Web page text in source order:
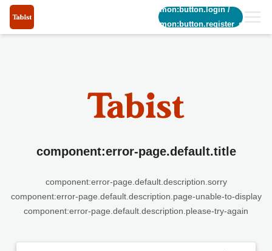
common:button.login/
common:button.register_short
component:error-page.default.title
component:error-page.default.description.sorry
component:error-page.default.description.page-unable-to-display
component:error-page.default.description.please-try-again